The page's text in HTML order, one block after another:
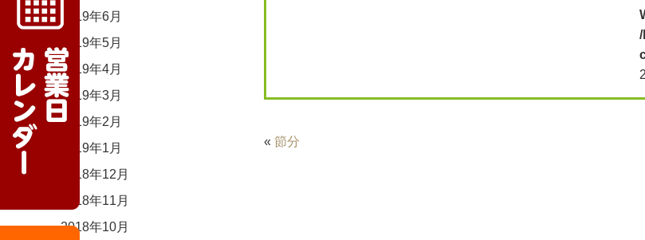
«節分
2019年6月
2019年5月
2019年4月
2019年3月
2019年2月
2019年1月
2018年12月
2018年11月
2018年10月